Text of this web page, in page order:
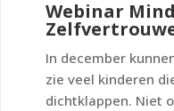
Webinar
In december
zie veel kinderen
dichtklappen. Niet